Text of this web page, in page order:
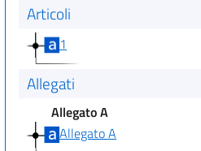
Articoli
1
Allegati
Allegato A
Allegato A